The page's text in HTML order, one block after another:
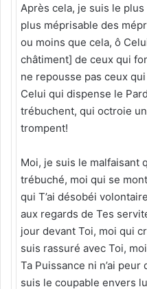
Après cela, je suis le
plus méprisable des
ou moins que cela, ô
châtiment] de ceux qui
ne repousse pas ceux
Celui qui dispense le
trébuchent, qui octroie
trompent!
Moi, je suis le malfaisant
trébuché, moi qui se
qui T’ai désobéi
aux regards de Tes
jour devant Toi, moi qui
suis rassuré avec Toi,
Ta Puissance ni n’ai
suis le coupable envers